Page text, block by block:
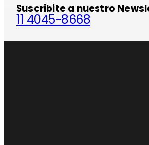
Suscribite a nuestro
11 4045-8668